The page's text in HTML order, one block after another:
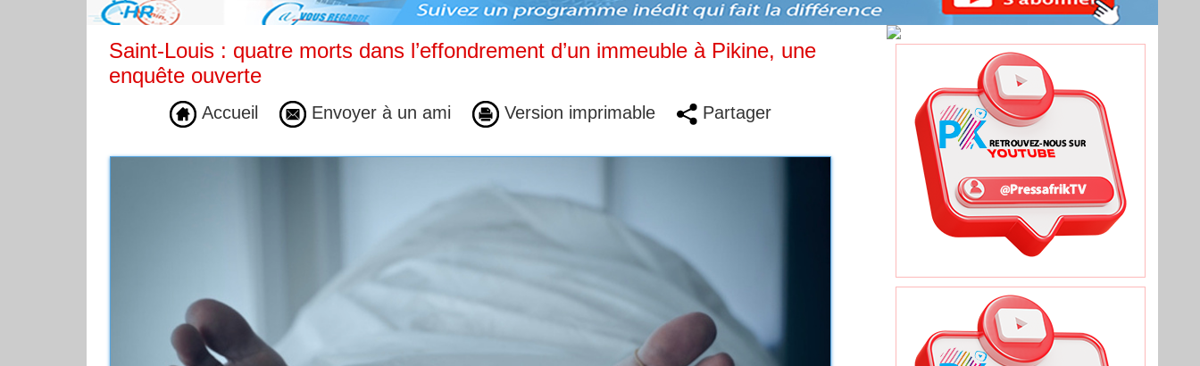
Saint-Louis : quatre morts dans l’effondrement d’un immeuble à Pikine, une
enquête ouverte
Accueil Envoyer à un ami Version imprimable Partager